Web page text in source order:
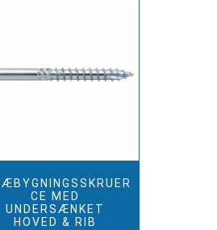
CE MED
UNDERSÆNKET
HOVED & RIB